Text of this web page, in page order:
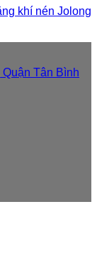
khí nén Jolong
Tân Bình